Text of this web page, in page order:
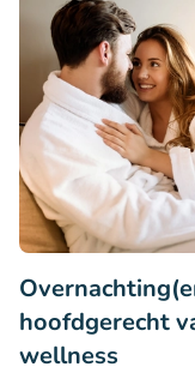
hoofdgerecht
wellness